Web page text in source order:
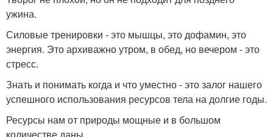
ужина.
Силовые тренировки - это мышцы, это дофамин, это
энергия. Это архиважно утром, в обед, но вечером - это
стресс.
Знать и понимать когда и что уместно - это залог нашего
успешного использования ресурсов тела на долгие годы.
Ресурсы нам от природы мощные и в большом